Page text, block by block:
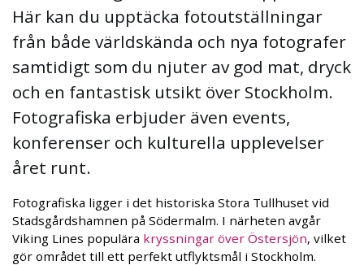
Här kan du upptäcka fotoutställningar
från både världskända och nya fotografer
samtidigt som du njuter av god mat, dryck
och en fantastisk utsikt över Stockholm.
Fotografiska erbjuder även events,
konferenser och kulturella upplevelser
året runt.
Fotografiska ligger i det historiska Stora Tullhuset vid
Stadsgårdshamnen på Södermalm. I närheten avgår
Viking Lines populära kryssningar över Östersjön, vilket
gör området till ett perfekt utflyktsmål i Stockholm.